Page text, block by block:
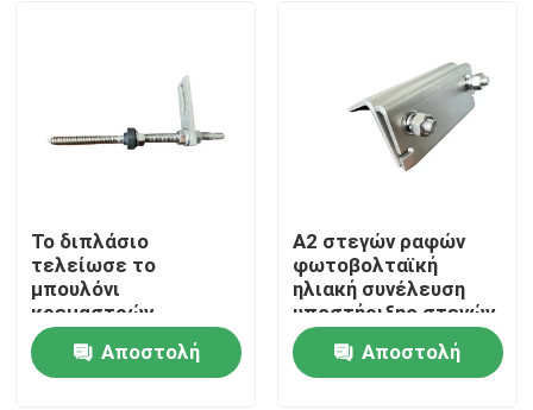
Σπίτι
Προϊόντα
Το διπλάσιο
τελείωσε το
μπουλόνι
κρεμαστρών
μπουλονιών με το
πιάτο ανοξείδωτου
για τη στέγη
Αποστολή
A2 στεγών ραφών
φωτοβολταϊκή
ηλιακή συνέλευση
υποστήριξης στεγών
PV ραφών
σφιγκτηρών μόνιμη
Αποστολή